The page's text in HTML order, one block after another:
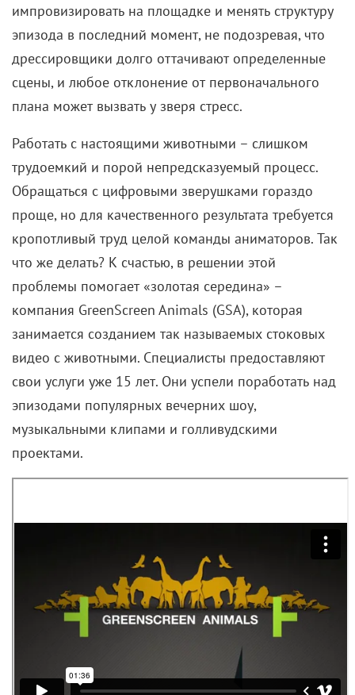
импровизировать на площадке и менять структуру
эпизода в последний момент, не подозревая, что
дрессировщики долго оттачивают определенные
сцены, и любое отклонение от первоначального
плана может вызвать у зверя стресс.
Работать с настоящими животными – слишком
трудоемкий и порой непредсказуемый процесс.
Обращаться с цифровыми зверушками гораздо
проще, но для качественного результата требуется
кропотливый труд целой команды аниматоров. Так
что же делать? К счастью, в решении этой
проблемы помогает «золотая середина» –
компания GreenScreen Animals (GSA), которая
занимается созданием так называемых стоковых
видео с животными. Специалисты предоставляют
свои услуги уже 15 лет. Они успели поработать над
эпизодами популярных вечерних шоу,
музыкальными клипами и голливудскими
проектами.